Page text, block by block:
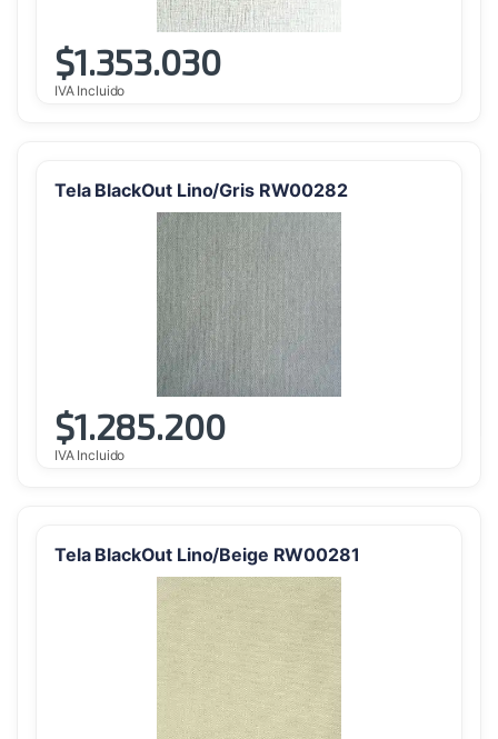
$1.353.030
IVA Incluido
Tela BlackOut Lino/Gris RW00282
$1.285.200
IVA Incluido
Tela BlackOut Lino/Beige RW00281